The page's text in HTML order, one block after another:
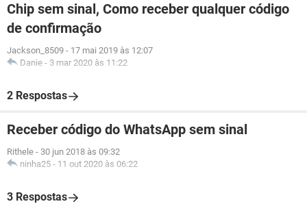
Chip sem sinal, Como receber qualquer código
de confirmação
Jackson_8509 - 17 mai 2019 às 12:07
Danie - 3 mar 2020 às 11:22
2 Respostas
Receber código do WhatsApp sem sinal
Rithele - 30 jun 2018 às 09:32
ninha25 - 11 out 2020 às 06:22
3 Respostas